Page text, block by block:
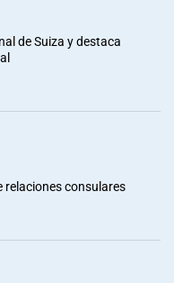
de Suiza y destaca
relaciones consulares